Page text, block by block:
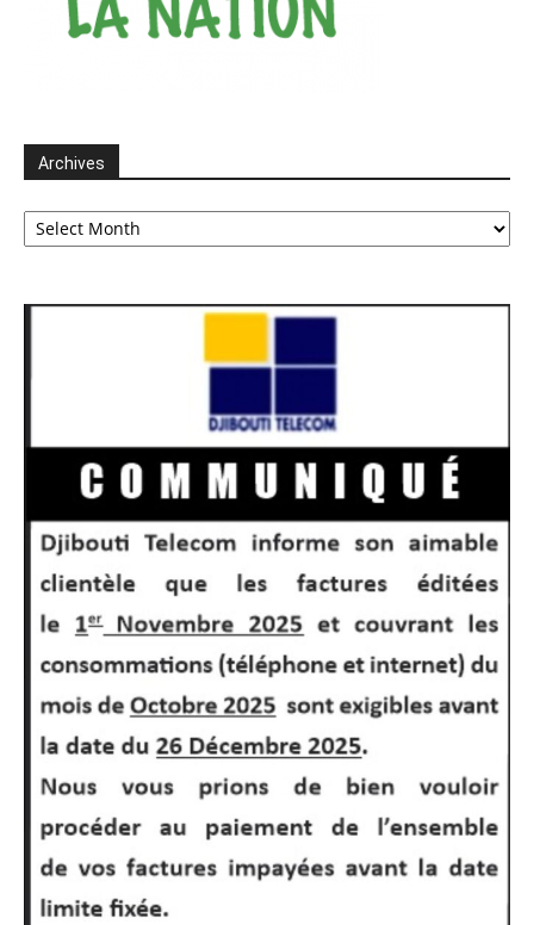
Archives
Archives